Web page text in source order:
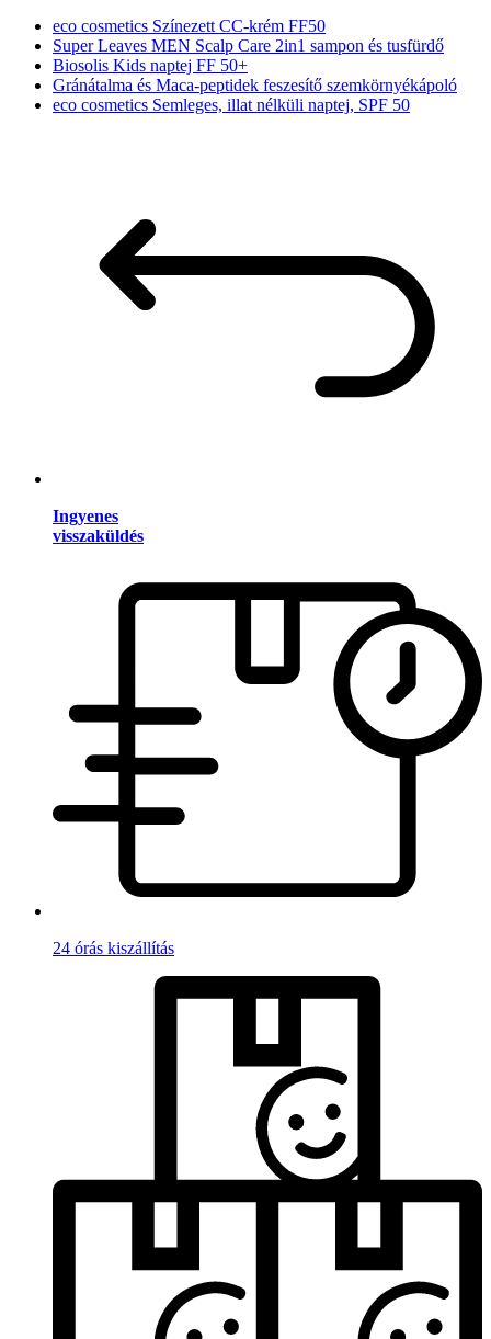
eco cosmetics Színezett CC-krém FF50
Super Leaves MEN Scalp Care 2in1 sampon és tusfürdő
Biosolis Kids naptej FF 50+
Gránátalma és Maca-peptidek feszesítő szemkörnyékápoló
eco cosmetics Semleges, illat nélküli naptej, SPF 50
Ingyenes
visszaküldés
24 órás kiszállítás